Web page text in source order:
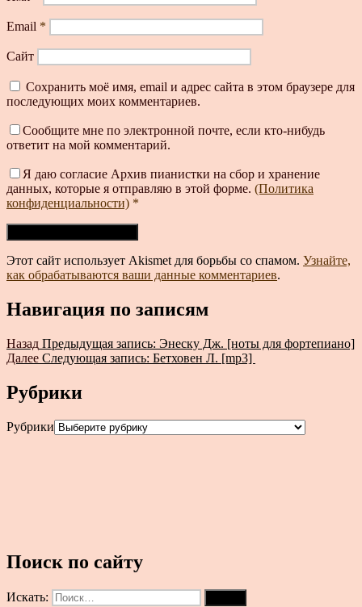
Email *
Сайт
Сохранить моё имя, email и адрес сайта в этом браузере для
последующих моих комментариев.
Сообщите мне по электронной почте, если кто-нибудь
ответит на мой комментарий.
Я даю согласие Архив пианистки на сбор и хранение
данных, которые я отправляю в этой форме. (Политика
конфиденциальности) *
Этот сайт использует Akismet для борьбы со спамом. Узнайте,
как обрабатываются ваши данные комментариев.
Навигация по записям
Назад Предыдущая запись: Энеску Дж. [ноты для фортепиано]
Далее Следующая запись: Бетховен Л. [mp3]
Рубрики
Рубрики
Поиск по сайту
Искать: